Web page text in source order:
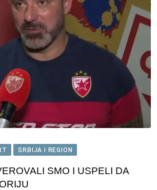
SRBIJA I REGION
SMO I USPELI DA